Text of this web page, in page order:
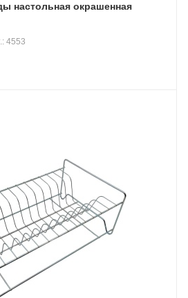
настольная окрашенная
4553